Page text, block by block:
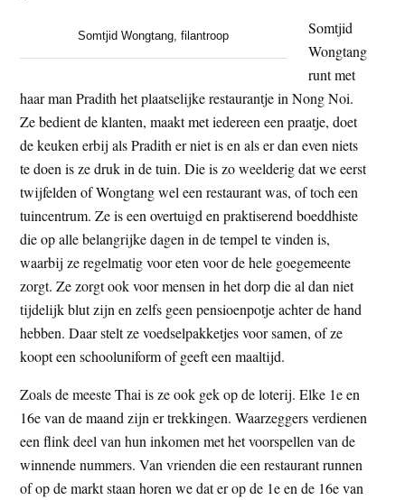
Somtjid Wongtang, filantroop
Somtjid
Wongtang
runt met
haar man Pradith het plaatselijke restaurantje in Nong Noi.
Ze bedient de klanten, maakt met iedereen een praatje, doet
de keuken erbij als Pradith er niet is en als er dan even niets
te doen is ze druk in de tuin. Die is zo weelderig dat we eerst
twijfelden of Wongtang wel een restaurant was, of toch een
tuincentrum. Ze is een overtuigd en praktiserend boeddhiste
die op alle belangrijke dagen in de tempel te vinden is,
waarbij ze regelmatig voor eten voor de hele goegemeente
zorgt. Ze zorgt ook voor mensen in het dorp die al dan niet
tijdelijk blut zijn en zelfs geen pensioenpotje achter de hand
hebben. Daar stelt ze voedselpakketjes voor samen, of ze
koopt een schooluniform of geeft een maaltijd.
Zoals de meeste Thai is ze ook gek op de loterij. Elke 1e en
16e van de maand zijn er trekkingen. Waarzeggers verdienen
een flink deel van hun inkomen met het voorspellen van de
winnende nummers. Van vrienden die een restaurant runnen
of op de markt staan horen we dat er op de 1e en de 16e van